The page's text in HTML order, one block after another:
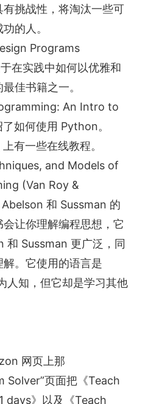
挑战性，将淘汰一些可
的人。
Programs
在实践中如何以优雅和
佳书籍之一。
An Intro to
如何使用 Python。
有一些在线教程。
and Models of
(Van Roy &
和 Sussman 的
让你理解编程思想，它
和 Sussman 更广泛，同
。它使用的语言是
人知，但它却是学习其他
网页上那
Solver”页面把《Teach
days》以及《Teach